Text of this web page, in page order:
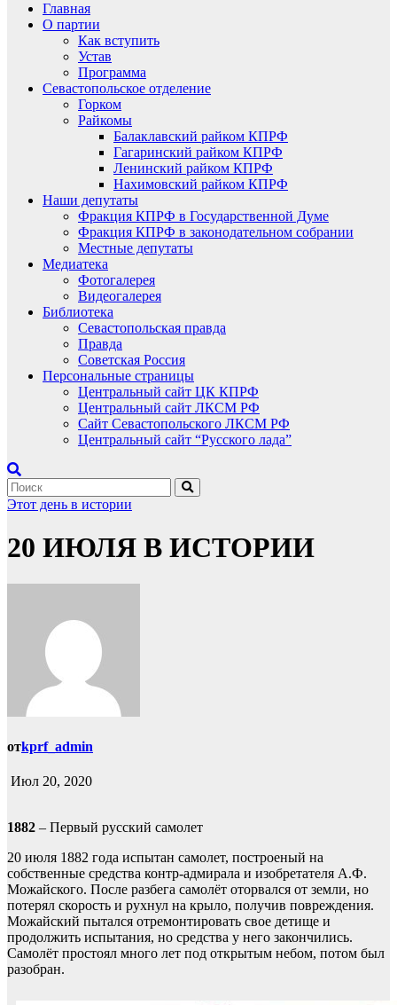
Главная
О партии
Как вступить
Устав
Программа
Севастопольское отделение
Горком
Райкомы
Балаклавский райком КПРФ
Гагаринский райком КПРФ
Ленинский райком КПРФ
Нахимовский райком КПРФ
Наши депутаты
Фракция КПРФ в Государственной Думе
Фракция КПРФ в законодательном собрании
Местные депутаты
Медиатека
Фотогалерея
Видеогалерея
Библиотека
Севастопольская правда
Правда
Советская Россия
Персональные страницы
Центральный сайт ЦК КПРФ
Центральный сайт ЛКСМ РФ
Сайт Севастопольского ЛКСМ РФ
Центральный сайт “Русского лада”
Этот день в истории
20 ИЮЛЯ В ИСТОРИИ
отkprf_admin
Июл 20, 2020
1882 – Первый русский самолет
20 июля 1882 года испытан самолет, построеный на
собственные средства контр-адмирала и изобретателя А.Ф.
Можайского. После разбега самолёт оторвался от земли, но
потерял скорость и рухнул на крыло, получив повреждения.
Можайский пытался отремонтировать свое детище и
продолжить испытания, но средства у него закончились.
Самолёт простоял много лет под открытым небом, потом был
разобран.